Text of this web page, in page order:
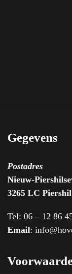
Gegevens
Postadres
Nieuw-
3265 LC Piershil
Tel: 06 – 12 86
Email: